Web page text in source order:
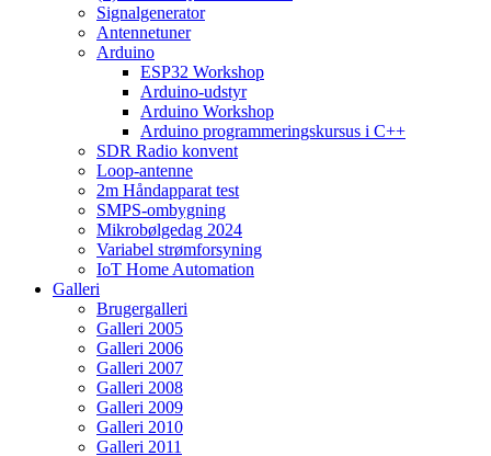
Signalgenerator
Antennetuner
Arduino
ESP32 Workshop
Arduino-udstyr
Arduino Workshop
Arduino programmeringskursus i C++
SDR Radio konvent
Loop-antenne
2m Håndapparat test
SMPS-ombygning
Mikrobølgedag 2024
Variabel strømforsyning
IoT Home Automation
Galleri
Brugergalleri
Galleri 2005
Galleri 2006
Galleri 2007
Galleri 2008
Galleri 2009
Galleri 2010
Galleri 2011